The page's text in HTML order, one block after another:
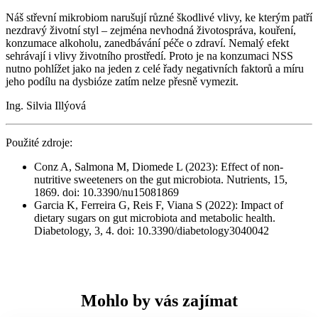
Náš střevní mikrobiom narušují různé škodlivé vlivy, ke kterým patří
nezdravý životní styl – zejména nevhodná životospráva, kouření,
konzumace alkoholu, zanedbávání péče o zdraví. Nemalý efekt
sehrávají i vlivy životního prostředí. Proto je na konzumaci NSS
nutno pohlížet jako na jeden z celé řady negativních faktorů a míru
jeho podílu na dysbióze zatím nelze přesně vymezit.
Ing. Silvia Illýová
Použité zdroje:
Conz A, Salmona M, Diomede L (2023): Effect of non-
nutritive sweeteners on the gut microbiota. Nutrients, 15,
1869. doi: 10.3390/nu15081869
Garcia K, Ferreira G, Reis F, Viana S (2022): Impact of
dietary sugars on gut microbiota and metabolic health.
Diabetology, 3, 4. doi: 10.3390/diabetology3040042
Mohlo by vás zajímat